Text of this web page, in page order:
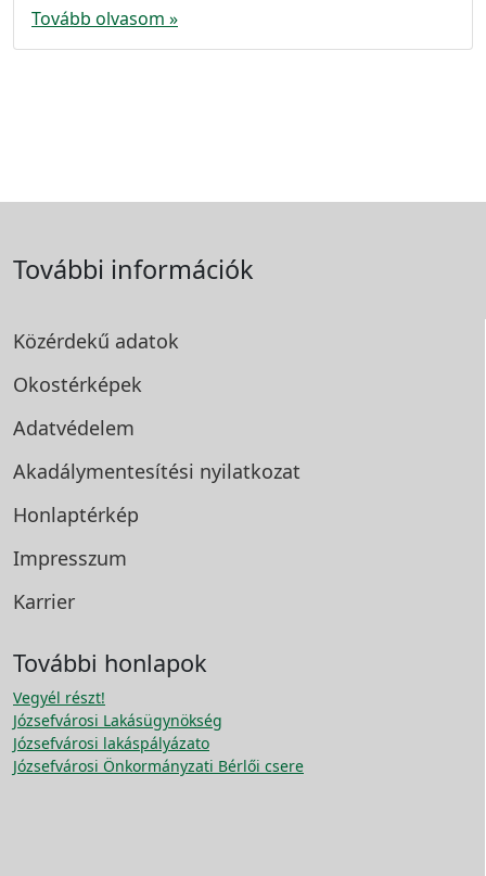
Tovább olvasom »
További információk
Közérdekű adatok
Okostérképek
Adatvédelem
Akadálymentesítési nyilatkozat
Honlaptérkép
Impresszum
Karrier
További honlapok
Vegyél részt!
Józsefvárosi Lakásügynökség
Józsefvárosi lakáspályázato
Józsefvárosi Önkormányzati Bérlői csere